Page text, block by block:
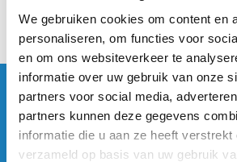
We gebruiken cookies om content en
personaliseren, om functies voor
en om ons websiteverkeer te
informatie over uw gebruik van onze
partners voor social media,
partners kunnen deze gegevens
informatie die u aan ze heeft verstrekt
verzameld op basis van uw gebruik
van Fase A naar B en C
Uitzenden per branche
cao